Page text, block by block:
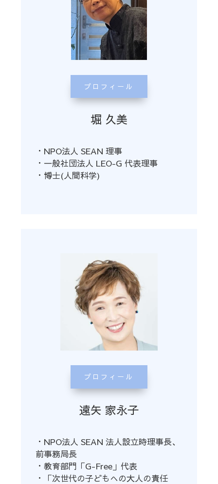
プロフィール
堀 久美
・NPO法人 SEAN 理事
・一般社団法人 LEO-G 代表理事
・博士(人間科学)
プロフィール
遠矢 家永子
・NPO法人 SEAN 法人設立時理事長、
前事務局長
・教育部門「G-Free」代表
・「次世代の子どもへの大人の責任